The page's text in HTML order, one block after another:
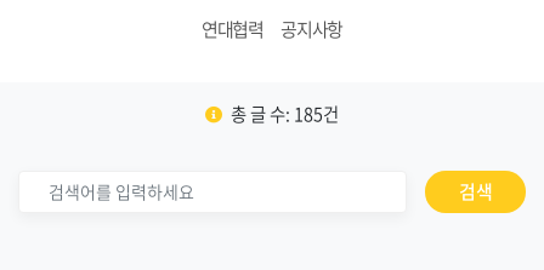
연대협력
공지사항
총 글 수: 185건
검색